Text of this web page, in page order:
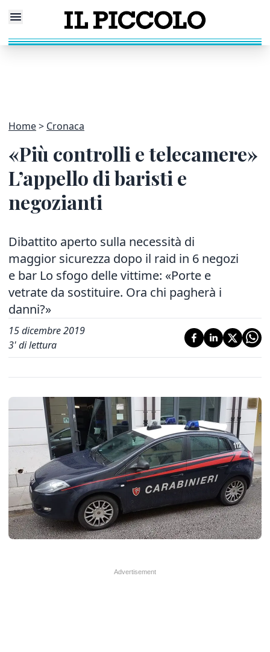
Home Cronaca
«Più controlli e telecamere»
L’appello di baristi e
negozianti
Dibattito aperto sulla necessità di
maggior sicurezza dopo il raid in 6 negozi
e bar Lo sfogo delle vittime: «Porte e
vetrate da sostituire. Ora chi pagherà i
danni?»
15 dicembre 2019
3' di lettura